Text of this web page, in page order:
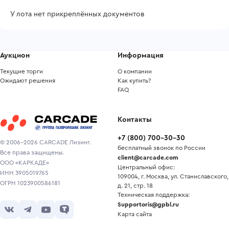
У лота нет прикреплённых документов
© 2006-2026 CARCADE Лизинг.
Все права защищены.
ООО «КАРКАДЕ»
ИНН 3905019765
ОГРН 1023900586181
Аукцион
Текущие торги
Ожидают решения
Информация
О компании
Как купить?
FAQ
Контакты
+7 (800) 700-30-30
бесплатный звонок по России
client@carcade.com
Центральный офис:
109004, г. Москва, ул. Станиславского,
д. 21, стр. 18
Техническая поддержка:
Supportoris@gpbl.ru
Карта сайта